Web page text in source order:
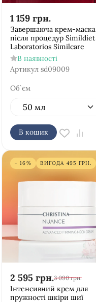
1 159 грн.
Завершаюча крем-маска
після процедур Simildiet
Laboratorios Similcare
В наявності
Артикул sd09009
Об`єм
В кошик
- 16% ВИГОДА 495 ГРН.
2 595 грн.3 090 грн.
Інтенсивний крем для
пружності шкіри шиї